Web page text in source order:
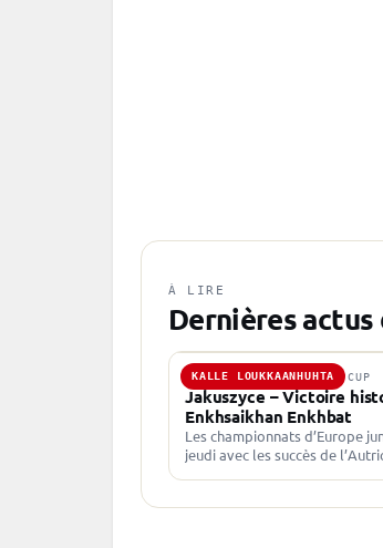
À LIRE
Dernières
KALLE LOUKKAANHUHTA
8 FÉV. 2024 · JUNIOR CUP
Jakuszyce – Victoire
Enkhsaikhan Enkhbat
Les championnats d’Europe
jeudi avec les succès de